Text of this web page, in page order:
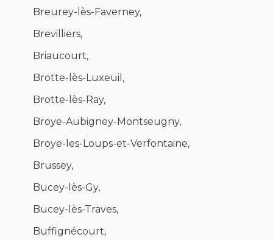
Breurey-lès-Faverney,
Brevilliers,
Briaucourt,
Brotte-lès-Luxeuil,
Brotte-lès-Ray,
Broye-Aubigney-Montseugny,
Broye-les-Loups-et-Verfontaine,
Brussey,
Bucey-lès-Gy,
Bucey-lès-Traves,
Buffignécourt,